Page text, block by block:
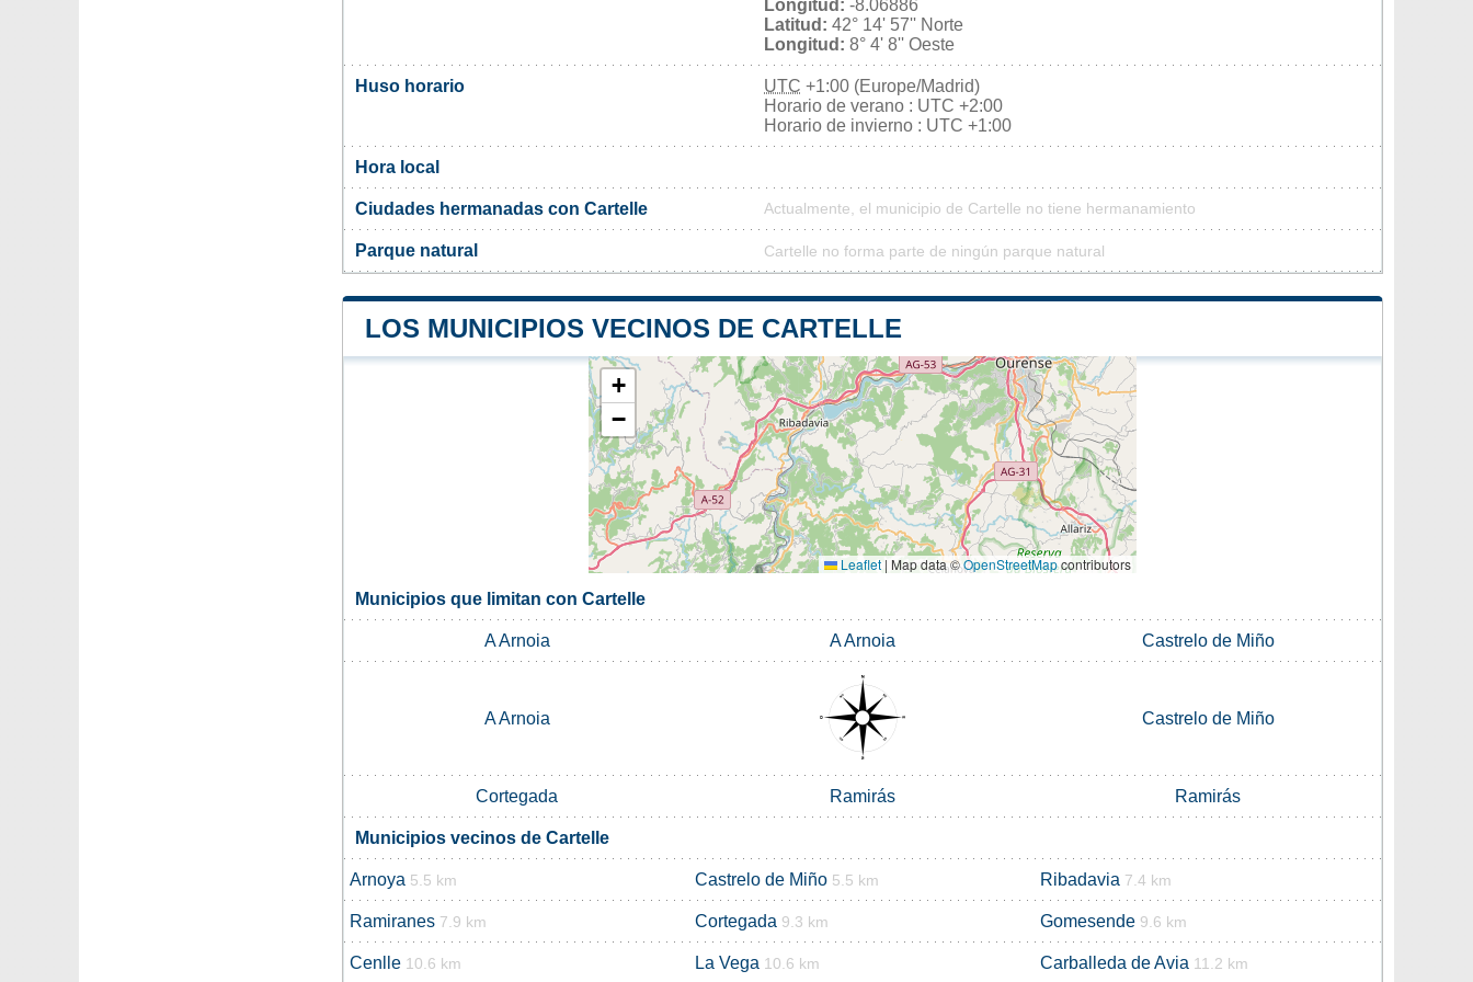
Longitud: -8.06886
Latitud: 42° 14' 57'' Norte
Longitud: 8° 4' 8'' Oeste
Huso horario UTC +1:00 (Europe/Madrid)
Horario de verano : UTC +2:00
Horario de invierno : UTC +1:00
Hora local
Ciudades hermanadas con Cartelle Actualmente, el municipio de Cartelle no tiene hermanamiento
Parque natural Cartelle no forma parte de ningún parque natural
LOS MUNICIPIOS VECINOS DE CARTELLE
+
−
Leaflet | Map data ©OpenStreetMapcontributors
Municipios que limitan con Cartelle
A Arnoia A Arnoia Castrelo de Miño
A Arnoia Castrelo de Miño
Cortegada Ramirás Ramirás
Municipios vecinos de Cartelle
Arnoya 5.5 km Castrelo de Miño 5.5 km Ribadavia 7.4 km
Ramiranes 7.9 km Cortegada 9.3 km Gomesende 9.6 km
Cenlle 10.6 km La Vega 10.6 km Carballeda de Avia 11.2 km